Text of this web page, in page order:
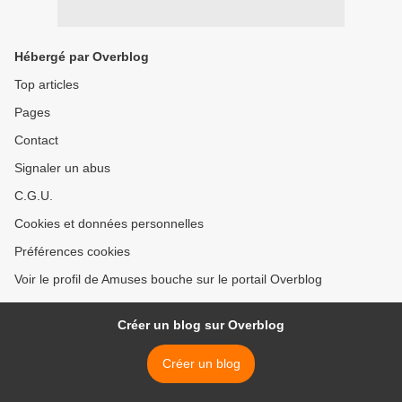
Hébergé par Overblog
Top articles
Pages
Contact
Signaler un abus
C.G.U.
Cookies et données personnelles
Préférences cookies
Voir le profil de Amuses bouche sur le portail Overblog
Créer un blog sur Overblog
Créer un blog